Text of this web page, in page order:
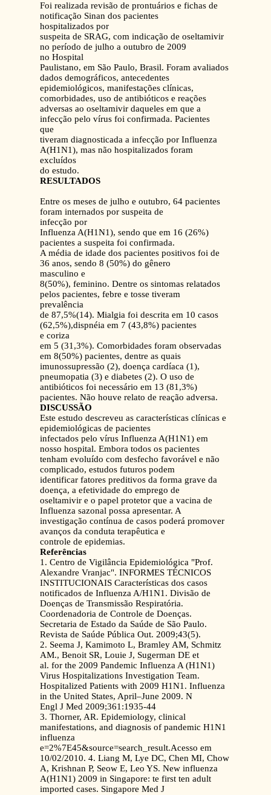
Foi realizada revisão de prontuários e fichas de
notificação Sinan dos pacientes
hospitalizados por
suspeita de SRAG, com indicação de oseltamivir
no período de julho a outubro de 2009
no Hospital
Paulistano, em São Paulo, Brasil. Foram avaliados
dados demográficos, antecedentes
epidemiológicos, manifestações clínicas,
comorbidades, uso de antibióticos e reações
adversas ao oseltamivir daqueles em que a
infecção pelo vírus foi confirmada. Pacientes
que
tiveram diagnosticada a infecção por Influenza
A(H1N1), mas não hospitalizados foram
excluídos
do estudo.
RESULTADOS
Entre os meses de julho e outubro, 64 pacientes
foram internados por suspeita de
infecção por
Influenza A(H1N1), sendo que em 16 (26%)
pacientes a suspeita foi confirmada.
A média de idade dos pacientes positivos foi de
36 anos, sendo 8 (50%) do gênero
masculino e
8(50%), feminino. Dentre os sintomas relatados
pelos pacientes, febre e tosse tiveram
prevalência
de 87,5%(14). Mialgia foi descrita em 10 casos
(62,5%),dispnéia em 7 (43,8%) pacientes
e coriza
em 5 (31,3%). Comorbidades foram observadas
em 8(50%) pacientes, dentre as quais
imunossupressão (2), doença cardíaca (1),
pneumopatia (3) e diabetes (2). O uso de
antibióticos foi necessário em 13 (81,3%)
pacientes. Não houve relato de reação adversa.
DISCUSSÃO
Este estudo descreveu as características clínicas e
epidemiológicas de pacientes
infectados pelo vírus Influenza A(H1N1) em
nosso hospital. Embora todos os pacientes
tenham evoluído com desfecho favorável e não
complicado, estudos futuros podem
identificar fatores preditivos da forma grave da
doença, a efetividade do emprego de
oseltamivir e o papel protetor que a vacina de
Influenza sazonal possa apresentar. A
investigação contínua de casos poderá promover
avanços da conduta terapêutica e
controle de epidemias.
Referências
1. Centro de Vigilância Epidemiológica "Prof.
Alexandre Vranjac". INFORMES TÉCNICOS
INSTITUCIONAIS Características dos casos
notificados de Influenza A/H1N1. Divisão de
Doenças de Transmissão Respiratória.
Coordenadoria de Controle de Doenças.
Secretaria de Estado da Saúde de São Paulo.
Revista de Saúde Pública Out. 2009;43(5).
2. Seema J, Kamimoto L, Bramley AM, Schmitz
AM., Benoit SR, Louie J, Sugerman DE et
al. for the 2009 Pandemic Influenza A (H1N1)
Virus Hospitalizations Investigation Team.
Hospitalized Patients with 2009 H1N1. Influenza
in the United States, April–June 2009. N
Engl J Med 2009;361:1935-44
3. Thorner, AR. Epidemiology, clinical
manifestations, and diagnosis of pandemic H1N1
influenza
e=2%7E45&source=search_result.Acesso em
10/02/2010. 4. Liang M, Lye DC, Chen MI, Chow
A, Krishnan P, Seow E, Leo YS. New influenza
A(H1N1) 2009 in Singapore: te first ten adult
imported cases. Singapore Med J